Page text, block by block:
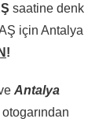
saatine denk
için Antalya
!
Antalya